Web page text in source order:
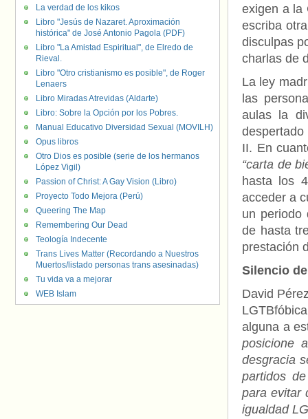
exigen a la
escriba
disculpas
charlas de
La ley
las
aulas la
II. En
“carta de
hasta los
acceder a
un periodo
de hasta
prestación
Silencio
David
alguna a
posicione
desgracia
partidos
para evitar
igualdad
La verdad de los kikos
Libro "Jesús de Nazaret. Aproximación
histórica" de José Antonio Pagola (PDF)
Libro "La Amistad Espiritual", de Elredo de
Rieval.
Libro "Otro cristianismo es posible", de Roger
Lenaers
Libro Miradas Atrevidas (Aldarte)
Libro: Sobre la Opción por los Pobres.
Manual Educativo Diversidad Sexual (MOVILH)
Opus libros
Otro Dios es posible (serie de los hermanos
López Vigil)
Passion of Christ: A Gay Vision (Libro)
Proyecto Todo Mejora (Perú)
Queering The Map
Remembering Our Dead
Teología Indecente
Trans Lives Matter (Recordando a Nuestros
Muertos/listado personas trans asesinadas)
Tu vida va a mejorar
WEB Islam